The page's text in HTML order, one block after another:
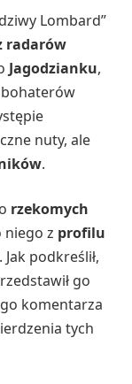
Lombard”
radarów
Jagodzianku,
nuty, ale
.
rzekomych
niego z profilu
. Jak podkreślił,
go
komentarza
tych